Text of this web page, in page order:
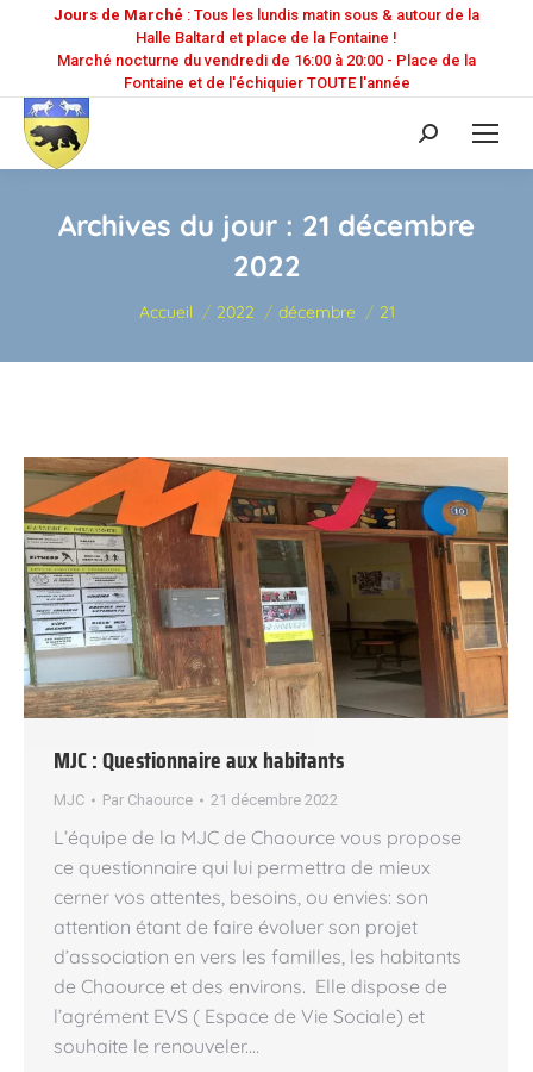
Jours de Marché : Tous les lundis matin sous & autour de la
Halle Baltard et place de la Fontaine !
Marché nocturne du vendredi de 16:00 à 20:00 - Place de la
Fontaine et de l'échiquier TOUTE l'année
Recherche
:
Archives du jour : 21 décembre
2022
Vous êtes ici :
Accueil 2022 décembre 21
MJC : Questionnaire aux habitants
MJC Par Chaource 21 décembre 2022
L’équipe de la MJC de Chaource vous propose
ce questionnaire qui lui permettra de mieux
cerner vos attentes, besoins, ou envies: son
attention étant de faire évoluer son projet
d’association en vers les familles, les habitants
de Chaource et des environs. Elle dispose de
l’agrément EVS ( Espace de Vie Sociale) et
souhaite le renouveler.…